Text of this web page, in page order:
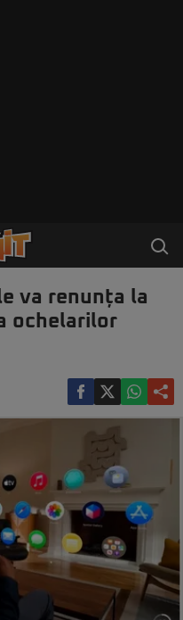
va renunța la
ochelarilor